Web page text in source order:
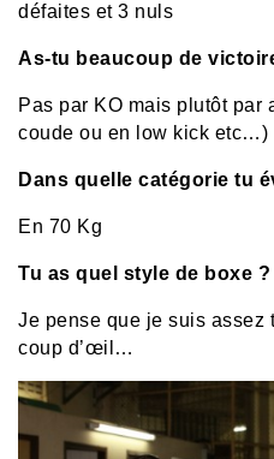
défaites et 3 nuls
As-tu beaucoup de
Pas par KO mais plutôt par
coude ou en low kick etc…)
Dans quelle catégorie tu
En 70 Kg
Tu as quel style de boxe ?
Je pense que je suis assez
coup d’œil…